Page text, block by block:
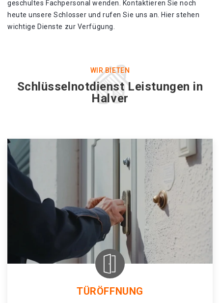
geschultes Fachpersonal wenden. Kontaktieren Sie noch
heute unsere Schlosser und rufen Sie uns an. Hier stehen
wichtige Dienste zur Verfügung.
WIR BIETEN
Schlüsselnotdienst Leistungen in
Halver
TÜRÖFFNUNG